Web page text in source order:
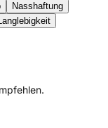
Nasshaftung